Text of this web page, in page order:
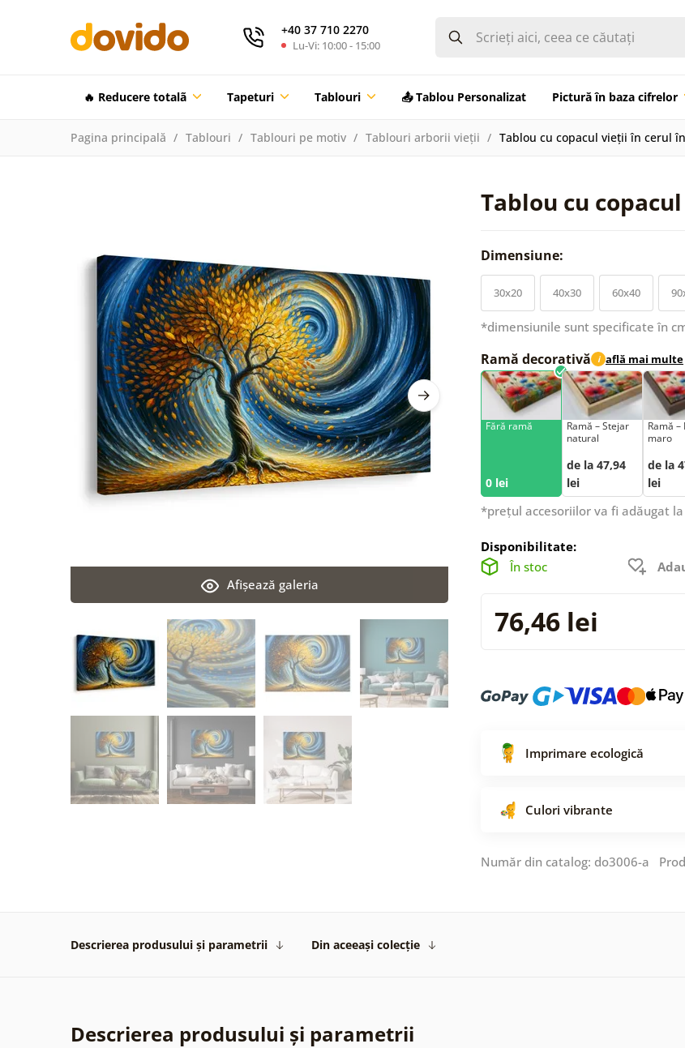
+40 37 710 2270
Lu-Vi: 10:00 - 15:00
🔥 Reducere totalã Tapeturi Tablouri 📤 Tablou Personalizat Pictură în baza cifrelor
Pagina principală Tablouri Tablouri pe motiv Tablouri arborii vieții Tablou cu copacul vieții în cerul
Tablou cu
Afişează galeria
Dimensiune:
30x20 40x30 60x40
*dimensiunile sunt specificate în
Ramă decorativă i află mai multe
Fără ramă
0 lei
Ramă – Stejar
natural
de la 47,94
lei
Ramă –
maro
de la
lei
*prețul accesoriilor va fi adăugat
Disponibilitate:
În stoc
76,46 lei
Imprimare ecologică
Culori vibrante
Număr din catalog: do3006-a
Descrierea produsului și parametrii Din aceeași colecție
Descrierea produsului și parametrii